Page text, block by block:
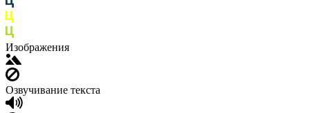
Изображения
Озвучивание текста